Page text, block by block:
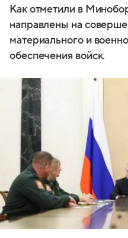
Как отметили в
направлены на
материального и
обеспечения войск.